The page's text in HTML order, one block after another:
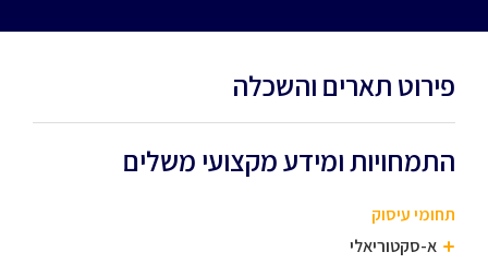
פירוט תארים והשכלה
התמחויות ומידע מקצועי משלים
תחומי עיסוק
א-סקטוריאלי